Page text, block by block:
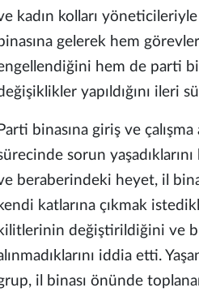
kadın kolları
binasına gelerek hem
hem de parti
yapıldığını ileri
Parti binasına giriş ve çalışma
sorun
beraberindeki heyet, il
kendi katlarına çıkmak
kilitlerinin değiştirildiğini ve
iddia etti.
il binası önünde